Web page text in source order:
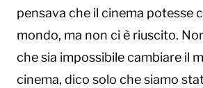
pensava che il cinema potesse
mondo, ma non ci è riuscito.
che sia impossibile cambiare il
cinema, dico solo che siamo